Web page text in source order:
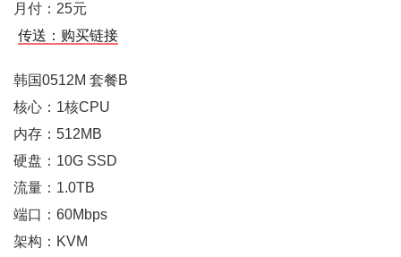
月付：25元
传送：购买链接
韩国0512M 套餐B
核心：1核CPU
内存：512MB
硬盘：10G SSD
流量：1.0TB
端口：60Mbps
架构：KVM